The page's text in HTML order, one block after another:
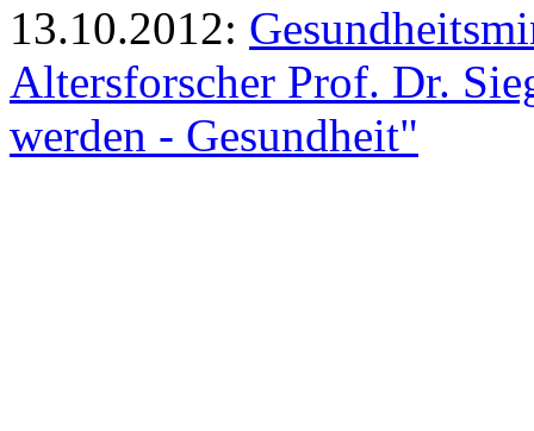
13.10.2012:
Altersforscher Prof. Dr.
werden - Gesundheit"